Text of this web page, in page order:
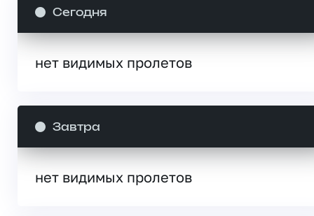
Сегодня
нет видимых пролетов
Завтра
нет видимых пролетов